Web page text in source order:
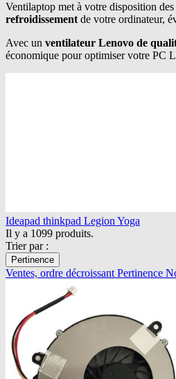
Ventilaptop met à votre disposition des
refroidissement de votre ordinateur,
Avec un ventilateur Lenovo de
économique pour optimiser votre PC
Ideapad thinkpad Legion Yoga
Il y a 1099 produits.
Trier par :
Pertinence
Ventes, ordre décroissant Pertinence